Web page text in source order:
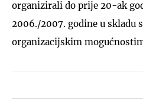
organizirali do prije 20-ak
2006./2007. godine u skladu
organizacijskim